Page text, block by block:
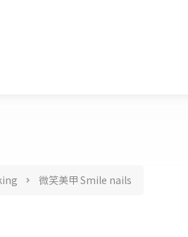
微笑美甲 Smile nails